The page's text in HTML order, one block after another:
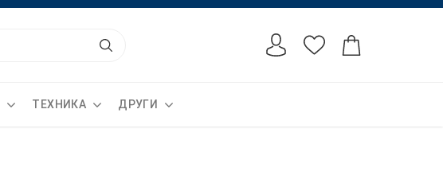
ТЕХНИКА ДРУГИ